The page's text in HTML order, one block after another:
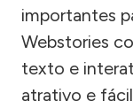
importantes
Webstories
texto e
atrativo e